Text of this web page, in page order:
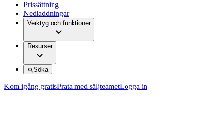
Prissättning
Nedladdningar
Verktyg och funktioner
Resurser
Söka
Kom igång gratisPrata med säljteametLogga in